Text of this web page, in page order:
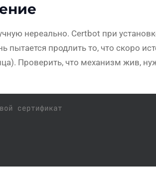
нереально. Certbot при
продлить то, что скоро
Проверить, что механизм жив,
сертификат